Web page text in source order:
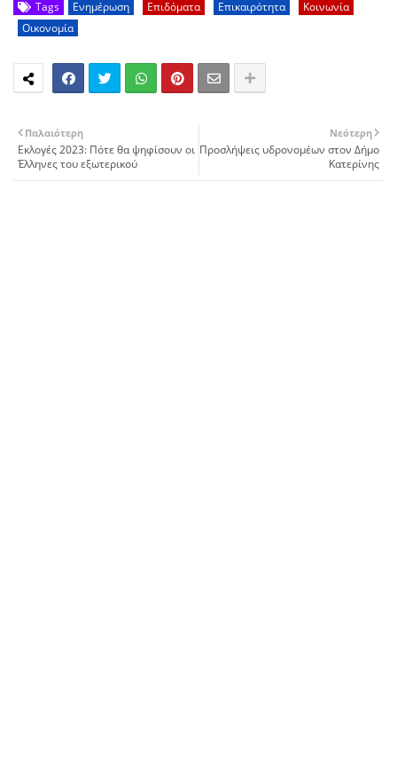
Tags Ενημέρωση Επιδόματα Επικαιρότητα
Κοινωνία
Οικονομία
Νεότερη
Προσλήψεις υδρονομέων στον Δήμο
Κατερίνης
Παλαιότερη
Εκλογές 2023: Πότε θα ψηφίσουν οι
Έλληνες του εξωτερικού